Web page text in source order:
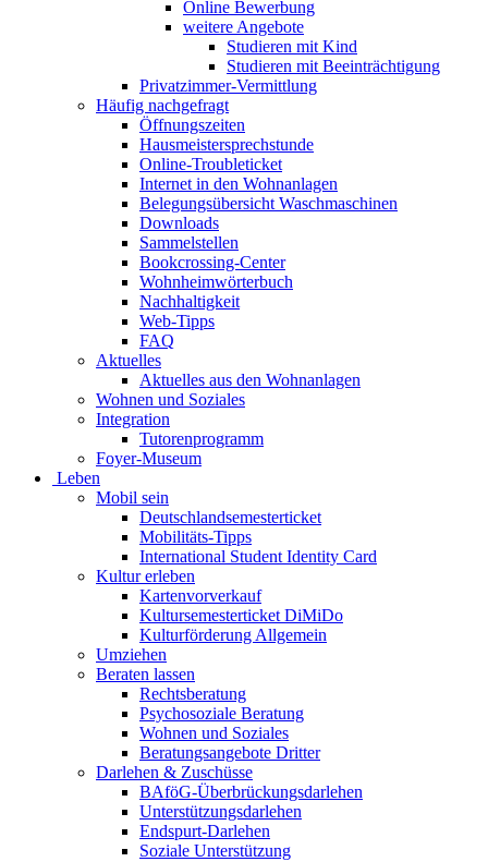
Online Bewerbung
weitere Angebote
Studieren mit Kind
Studieren mit Beeinträchtigung
Privatzimmer-Vermittlung
Häufig nachgefragt
Öffnungszeiten
Hausmeistersprechstunde
Online-Troubleticket
Internet in den Wohnanlagen
Belegungsübersicht Waschmaschinen
Downloads
Sammelstellen
Bookcrossing-Center
Wohnheimwörterbuch
Nachhaltigkeit
Web-Tipps
FAQ
Aktuelles
Aktuelles aus den Wohnanlagen
Wohnen und Soziales
Integration
Tutorenprogramm
Foyer-Museum
Leben
Mobil sein
Deutschlandsemesterticket
Mobilitäts-Tipps
International Student Identity Card
Kultur erleben
Kartenvorverkauf
Kultursemesterticket DiMiDo
Kulturförderung Allgemein
Umziehen
Beraten lassen
Rechtsberatung
Psychosoziale Beratung
Wohnen und Soziales
Beratungsangebote Dritter
Darlehen & Zuschüsse
BAföG-Überbrückungsdarlehen
Unterstützungsdarlehen
Endspurt-Darlehen
Soziale Unterstützung